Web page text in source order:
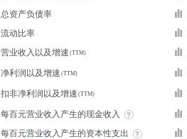
总资产负债率
流动比率
营业收入以及增速
净利润以及增速
扣非净利润以及增速
每百元营业收入产生的现金收入
每百元营业收入产生的资本性支出